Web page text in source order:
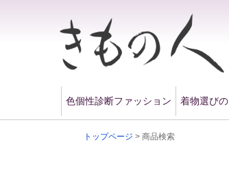
色個性診断ファッション 着物選び
トップページ > 商品検索